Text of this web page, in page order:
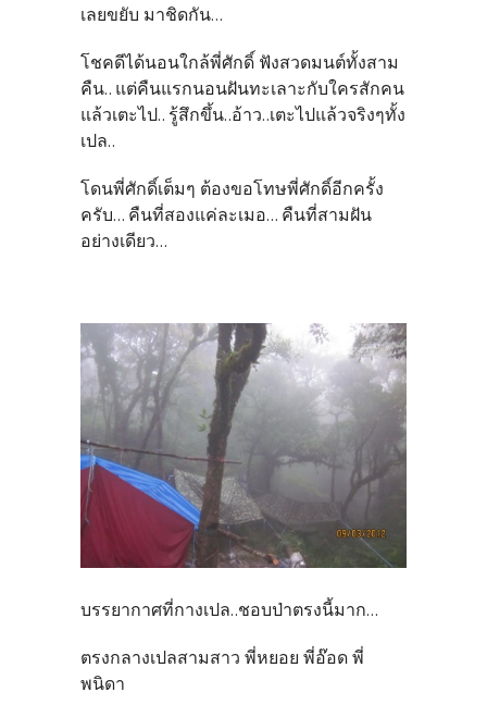
เลยขยับ มาชิดกัน...
โชคดีได้นอนใกล้พี่ศักดิ์ ฟังสวดมนต์ทั้งสาม
คืน.. แต่คืนแรกนอนฝันทะเลาะกับใครสักคน
แล้วเตะไป.. รู้สึกขึ้น..อ้าว..เตะไปแล้วจริงๆทั้ง
เปล..
โดนพี่ศักดิ์เต็มๆ ต้องขอโทษพี่ศักดิ์อีกครั้ง
ครับ... คืนที่สองแค่ละเมอ... คืนที่สามฝัน
อย่างเดียว...
บรรยากาศที่กางเปล..ชอบป่าตรงนี้มาก...
ตรงกลางเปลสามสาว พี่หยอย พี่อ๊อด พี่
พนิดา